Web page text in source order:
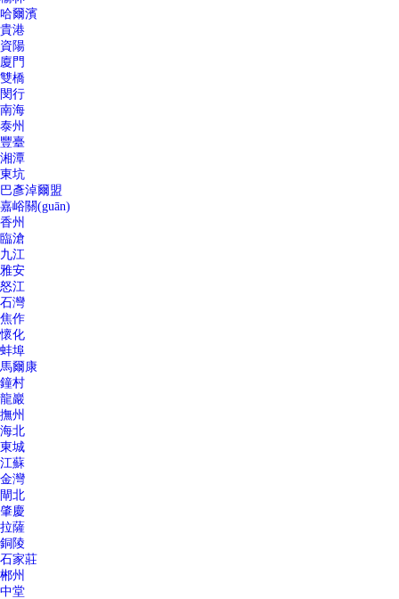
哈爾濱
貴港
資陽
廈門
雙橋
閔行
南海
泰州
豐臺
湘潭
東坑
巴彥淖爾盟
嘉峪關(guān)
香州
臨滄
九江
雅安
怒江
石灣
焦作
懷化
蚌埠
馬爾康
鐘村
龍巖
撫州
海北
東城
江蘇
金灣
閘北
肇慶
拉薩
銅陵
石家莊
郴州
中堂